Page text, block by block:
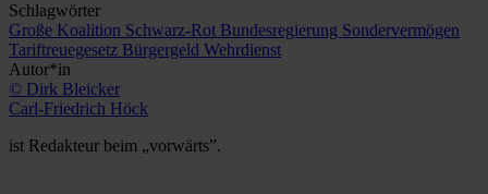
Schlagwörter
Große Koalition Schwarz-Rot Bundesregierung Sondervermögen
Tariftreuegesetz Bürgergeld Wehrdienst
Autor*in
© Dirk Bleicker
Carl-Friedrich Höck
ist Redakteur beim „vorwärts”.